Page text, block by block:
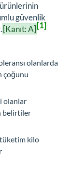
güvenlik
[Kanıt: A][1]
olanlarda
çoğunu
olanlar
belirtiler
tüketim kilo